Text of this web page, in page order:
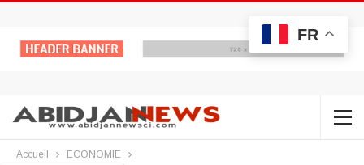
Accueil ECONOMIE
FR